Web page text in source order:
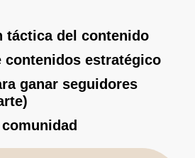
táctica del contenido
contenidos estratégico
ganar seguidores